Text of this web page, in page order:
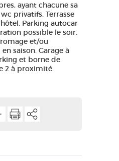
ayant chacune sa
privatifs. Terrasse
Parking autocar
possible le soir.
et/ou
saison. Garage à
et borne de
2 à proximité.